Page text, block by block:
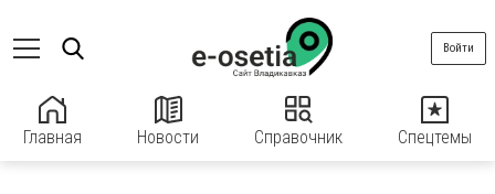
Главная Новости Справочник Спецтемы
Войти